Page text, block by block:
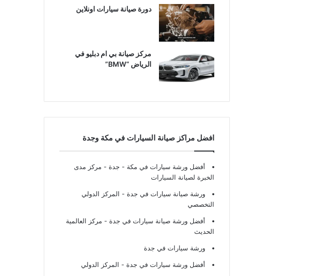
دورة صيانة سيارات اونلاين
مركز صيانة بي ام دبليو في
الرياض “BMW”
افضل مراكز صيانة السيارات في مكة وجدة
أفضل ورشة سيارات في مكة - جدة - مركز مدى
الخبرة لصيانة السيارات
ورشة صيانة سيارات في جدة - المركز الدولي
التخصصي
أفضل ورشة صيانة سيارات في جدة - مركز العالمية
الحديث
ورشة سيارات في جدة
أفضل ورشة سيارات في جدة - المركز الدولي